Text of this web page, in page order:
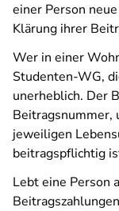
einer Person
Klärung ihrer
Wer in einer
Studenten-WG,
unerheblich. Der
Beitragsnummer,
jeweiligen
beitragspflichtig
Lebt eine Person